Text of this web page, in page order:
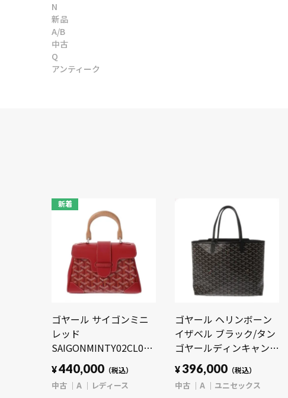
N
新品
A/B
中古
Q
アンティーク
新着
ゴヤール サイゴンミニ
レッド
SAIGONMINTY02CL02P
ゴヤールディンキャンバ
ス/シュヴロッシュカー
フ レディース バッグ
¥440,000 （税込）
中古 A レディース
ゴヤール ヘリンボーン
イザベル ブラック/タン
ゴヤールディンキャンバ
ス/シュヴロッシュカー
フ ユニセックス バッグ
【中古】【bag】
¥ 396,000 （税込）
中古 A ユニセックス